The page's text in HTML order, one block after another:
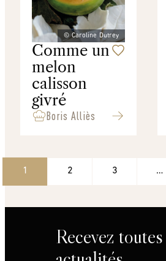
© Caroline Dutrey
Comme un
melon
calisson
givré
Boris Alliès
1 2 3 …
Recevez